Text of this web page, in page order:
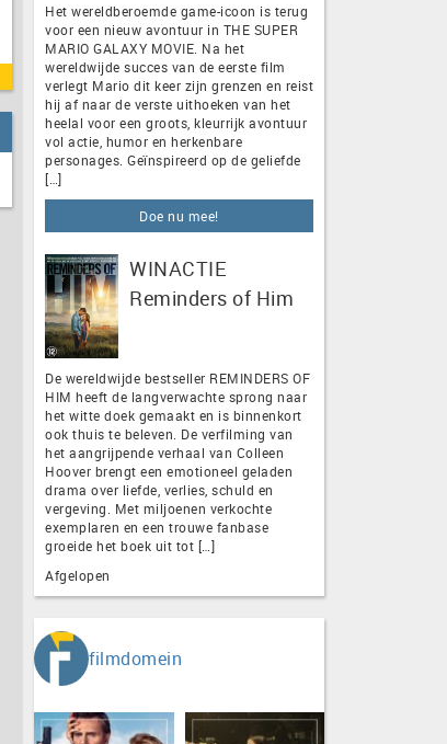
Het wereldberoemde game-icoon is terug
voor een nieuw avontuur in THE SUPER
MARIO GALAXY MOVIE. Na het
wereldwijde succes van de eerste film
verlegt Mario dit keer zijn grenzen en reist
hij af naar de verste uithoeken van het
heelal voor een groots, kleurrijk avontuur
vol actie, humor en herkenbare
personages. Geïnspireerd op de geliefde
[…]
Doe nu mee!
WINACTIE
Reminders of Him
De wereldwijde bestseller REMINDERS OF
HIM heeft de langverwachte sprong naar
het witte doek gemaakt en is binnenkort
ook thuis te beleven. De verfilming van
het aangrijpende verhaal van Colleen
Hoover brengt een emotioneel geladen
drama over liefde, verlies, schuld en
vergeving. Met miljoenen verkochte
exemplaren en een trouwe fanbase
groeide het boek uit tot […]
Afgelopen
filmdomein